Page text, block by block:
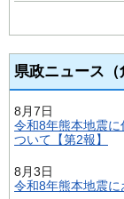
県政ニュース（
8月7日
令和8年熊本地震
ついて【第2報】
8月3日
令和8年熊本地震に